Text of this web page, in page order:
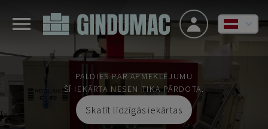
PALDIES PAR APMEKLĒJUMU
ŠĪ IEKĀRTA NESEN TIKA PĀRDOTA.
Skatīt līdzīgās iekārtas